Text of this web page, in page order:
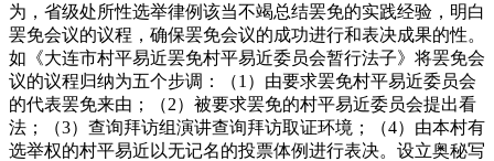
为，省级处所性选举律例该当不竭总结罢免的实践经验，明白
罢免会议的议程，确保罢免会议的成功进行和表决成果的性。
如《大连市村平易近罢免村平易近委员会暂行法子》将罢免会
议的议程归纳为五个步调：（1）由要求罢免村平易近委员会
的代表罢免来由；（2）被要求罢免的村平易近委员会提出看
法；（3）查询拜访组演讲查询拜访取证环境；（4）由本村有
选举权的村平易近以无记名的投票体例进行表决。设立奥秘写